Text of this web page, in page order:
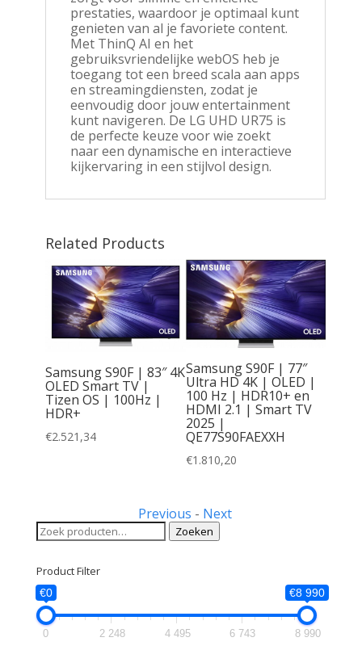
prestaties, waardoor je optimaal kunt
genieten van al je favoriete content.
Met ThinQ AI en het
gebruiksvriendelijke webOS heb je
toegang tot een breed scala aan apps
en streamingdiensten, zodat je
eenvoudig door jouw entertainment
kunt navigeren. De LG UHD UR75 is
de perfecte keuze voor wie zoekt
naar een dynamische en interactieve
kijkervaring in een stijlvol design.
Related Products
Samsung S90F | 83″ 4K
OLED Smart TV |
Tizen OS | 100Hz |
HDR+
€2.521,34
Samsung S90F | 77″
Ultra HD 4K | OLED |
100 Hz | HDR10+ en
HDMI 2.1 | Smart TV
2025 |
QE77S90FAEXXH
€1.810,20
Previous - Next
Zoeken
naar:
Zoeken
Product Filter
€0 €8 990
0 2 248 4 495 6 743 8 990